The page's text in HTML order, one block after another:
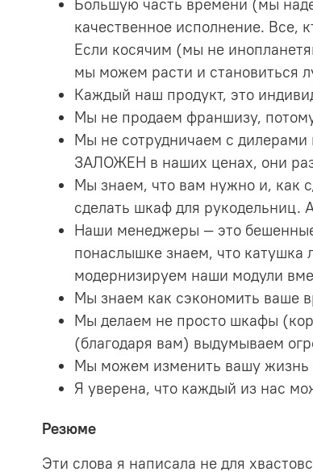
Большую часть времени (мы
качественное исполнение. Все,
Если косячим (мы не
мы можем расти и становиться
Каждый наш продукт, это
Мы не продаем франшизу,
Мы не сотрудничаем с дилерами
ЗАЛОЖЕН в наших ценах, они
Мы знаем, что вам нужно и, как
сделать шкаф для рукодельниц.
Наши менеджеры — это
понаслышке знаем, что катушка
модернизируем наши модули
Мы знаем как сэкономить ваше
Мы делаем не просто шкафы
(благодаря вам) выдумываем
Мы можем изменить вашу жизнь
Я уверена, что каждый из нас
Резюме
Эти слова я написала не для